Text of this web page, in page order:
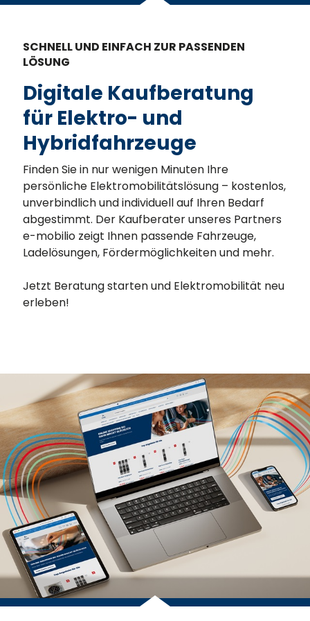
SCHNELL UND EINFACH ZUR PASSENDEN
LÖSUNG
Digitale Kaufberatung
für Elektro- und
Hybridfahrzeuge
Finden Sie in nur wenigen Minuten Ihre
persönliche Elektromobilitätslösung – kostenlos,
unverbindlich und individuell auf Ihren Bedarf
abgestimmt. Der Kaufberater unseres Partners
e-mobilio zeigt Ihnen passende Fahrzeuge,
Ladelösungen, Fördermöglichkeiten und mehr.
Jetzt Beratung starten und Elektromobilität neu
erleben!